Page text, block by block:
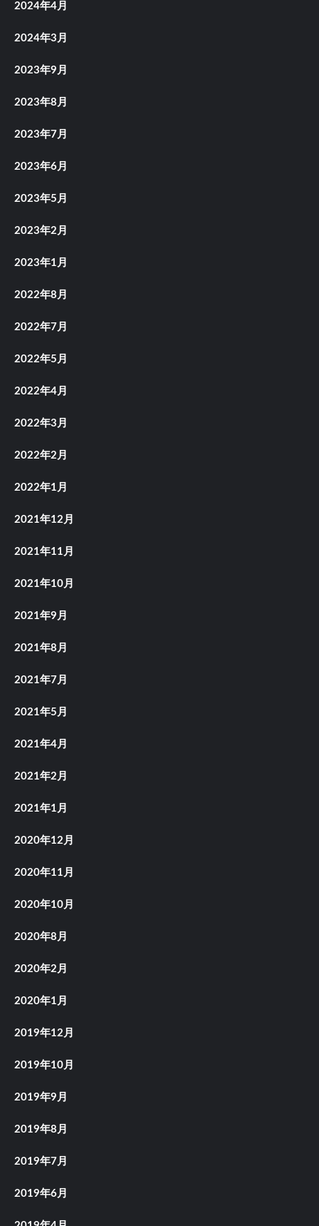
2024年4月
2024年3月
2023年9月
2023年8月
2023年7月
2023年6月
2023年5月
2023年2月
2023年1月
2022年8月
2022年7月
2022年5月
2022年4月
2022年3月
2022年2月
2022年1月
2021年12月
2021年11月
2021年10月
2021年9月
2021年8月
2021年7月
2021年5月
2021年4月
2021年2月
2021年1月
2020年12月
2020年11月
2020年10月
2020年8月
2020年2月
2020年1月
2019年12月
2019年10月
2019年9月
2019年8月
2019年7月
2019年6月